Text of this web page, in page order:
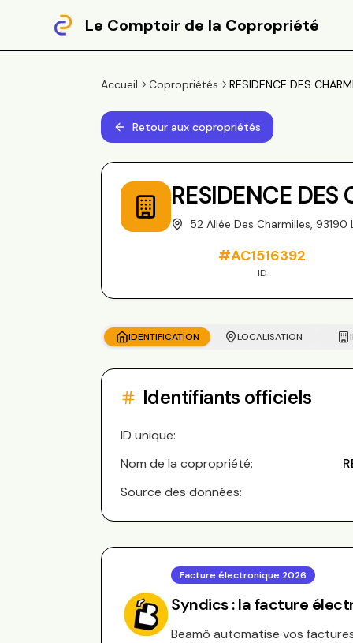
Le Comptoir de la Copropriété
Accueil Copropriétés RESIDENCE DES
Retour aux copropriétés
RESIDENCE DES
52 Allée Des Charmilles,
#AC1516392
ID
IDENTIFICATION LOCALISATION
Identifiants officiels
ID unique:
Nom de la copropriété:
Source des données:
Facture électronique 2026
Syndics : la facture
Beamô automatise vos